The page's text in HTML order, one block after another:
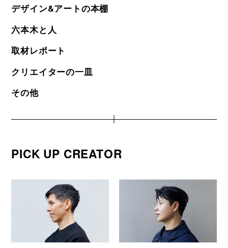
デザイン&アートの本棚
六本木と人
取材レポート
クリエイターの一皿
その他
PICK UP CREATOR